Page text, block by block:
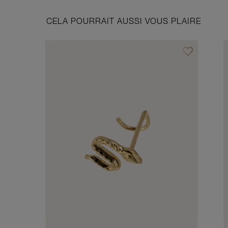
CELA POURRAIT AUSSI VOUS PLAIRE
favorite_borderAjouter à vos